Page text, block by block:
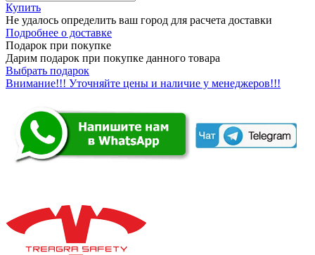
Купить
Не удалось определить ваш город для расчета доставки
Подробнее о доставке
Подарок при покупке
Дарим подарок при покупке данного товара
Выбрать подарок
Внимание!!! Уточняйте цены и наличие у менеджеров!!!